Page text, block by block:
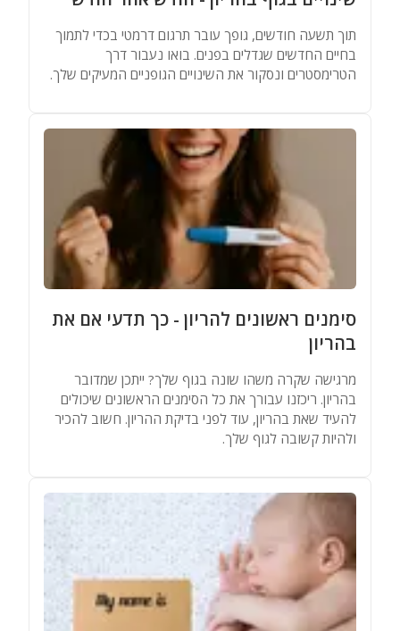
תוך תשעה חודשים, גופך עובר תרגום דרמטי בכדי לתמוך
בחיים החדשים שגדלים בפנים. בואו נעבור דרך
הטרימסטרים ונסקור את השינויים הגופניים המעיקים שלך.
סימנים ראשונים להריון - כך תדעי אם את
בהריון
מרגישה שקרה משהו שונה בגוף שלך? ייתכן שמדובר
בהריון. ריכזנו עבורך את כל הסימנים הראשונים שיכולים
להעיד שאת בהריון, עוד לפני בדיקת ההריון. חשוב להכיר
ולהיות קשובה לגוף שלך.